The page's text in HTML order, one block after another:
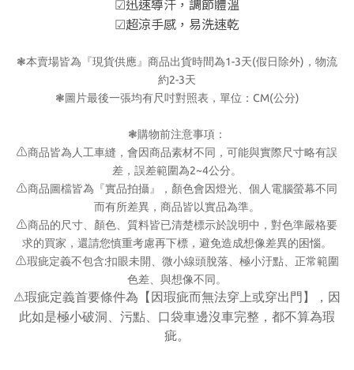
☑迅速導汗，調節體溫
☑超涼手感，易洗速乾
❃本賣場皆為『現貨供應』商品出貨時間為1-3天(假日除外) ，物流
約2-3天
❃ 圖片最後一張均有尺吋對照表，單位： CM(公分)
❃購物前注意事項：
⚠商品皆為人工車縫，會因商品素材不同，可能與實際尺寸略有誤
差，誤差範圍為2~4公分。
⚠商品圖檔皆為『實品拍攝』，顏色會因燈光、個人電腦螢幕不同
而有所差異，商品皆以實品為準。
⚠商品的尺寸、顏色、質料皆已清楚標示於說明中，對色準嚴格要
求的買家，還請您慎重考慮再下標，避免造成想像差異的困惱。
⚠瑕疵定義不包含:扣眼未開、微小線頭脫落、極小汙點、正常範圍
色差、與想像不同。
⚠瑕疵定義首要條件為【因瑕疵而無法穿上或穿出門】，因
此如是極小破洞、污點、口袋車邊沒車完整，都不算為瑕
疵。